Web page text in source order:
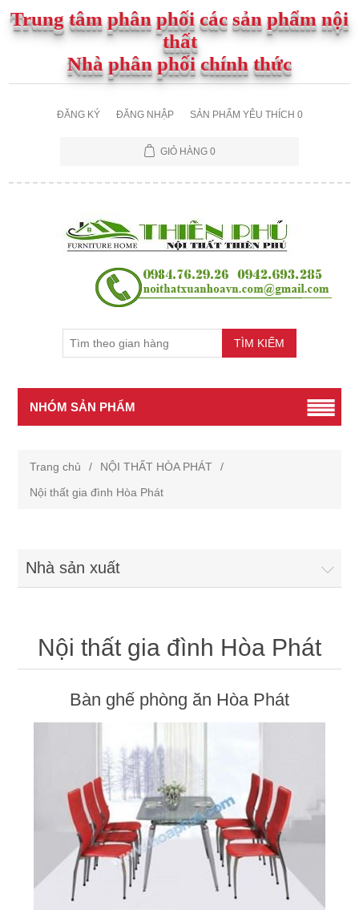
Trung tâm phân phối các sản phẩm nội
thất
Nhà phân phối chính thức
ĐĂNG KÝ ĐĂNG NHẬP SẢN PHẨM YÊU THÍCH 0
GIỎ HÀNG 0
NHÓM SẢN PHẨM
Trang chủ / NỘI THẤT HÒA PHÁT
/
Nội thất gia đình Hòa Phát
Nhà sản xuất
Nội thất gia đình Hòa Phát
Bàn ghế phòng ăn Hòa Phát